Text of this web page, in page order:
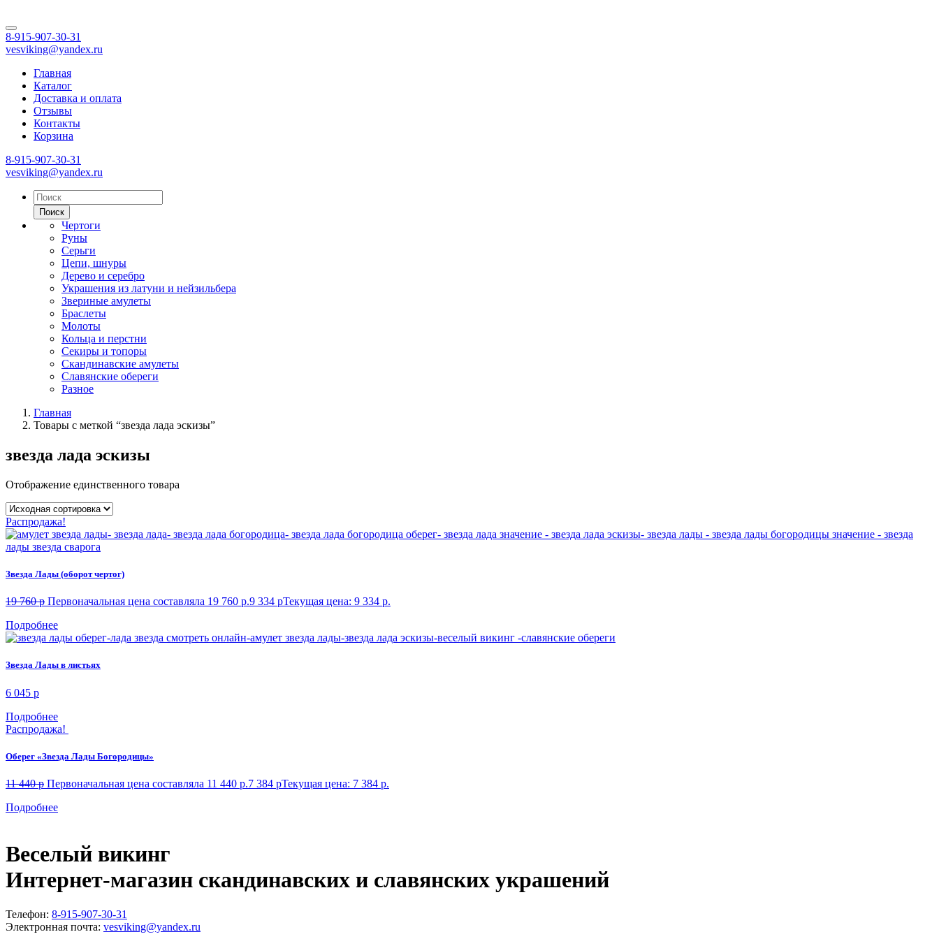
8-915-907-30-31
vesviking@yandex.ru
Главная
Каталог
Доставка и оплата
Отзывы
Контакты
Корзина
8-915-907-30-31
vesviking@yandex.ru
Поиск
Чертоги
Руны
Серьги
Цепи, шнуры
Дерево и серебро
Украшения из латуни и нейзильбера
Звериные амулеты
Браслеты
Молоты
Кольца и перстни
Секиры и топоры
Скандинавские амулеты
Славянские обереги
Разное
Главная
Товары с меткой “звезда лада эскизы”
звезда лада эскизы
Отображение единственного товара
Распродажа!
Звезда Лады (оборот чертог)
19 760p Первоначальная цена составляла 19 760 p.9 334 pТекущая цена: 9 334 p.
Подробнее
Звезда Лады в листьях
6 045 p
Подробнее
Распродажа!
Оберег «Звезда Лады Богородицы»
11 440p Первоначальная цена составляла 11 440 p.7 384 pТекущая цена: 7 384 p.
Подробнее
Веселый викинг
Интернет-магазин скандинавских и славянских украшений
Телефон: 8-915-907-30-31
Электронная почта: vesviking@yandex.ru